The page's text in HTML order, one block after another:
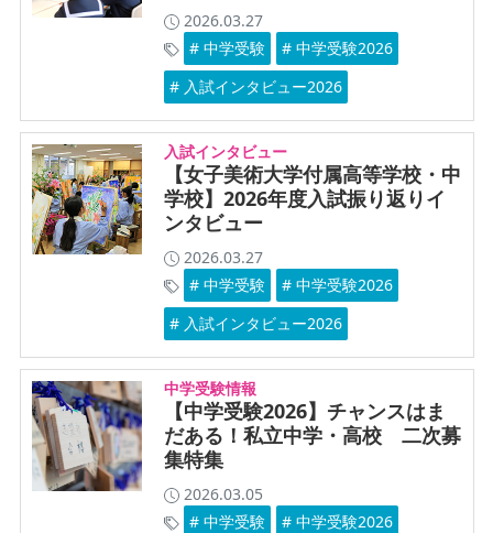
2026.03.27
# 中学受験
# 中学受験2026
# 入試インタビュー2026
入試インタビュー
【女子美術大学付属高等学校・中
学校】2026年度入試振り返りイ
ンタビュー
2026.03.27
# 中学受験
# 中学受験2026
# 入試インタビュー2026
中学受験情報
【中学受験2026】チャンスはま
だある！私立中学・高校 二次募
集特集
2026.03.05
# 中学受験
# 中学受験2026